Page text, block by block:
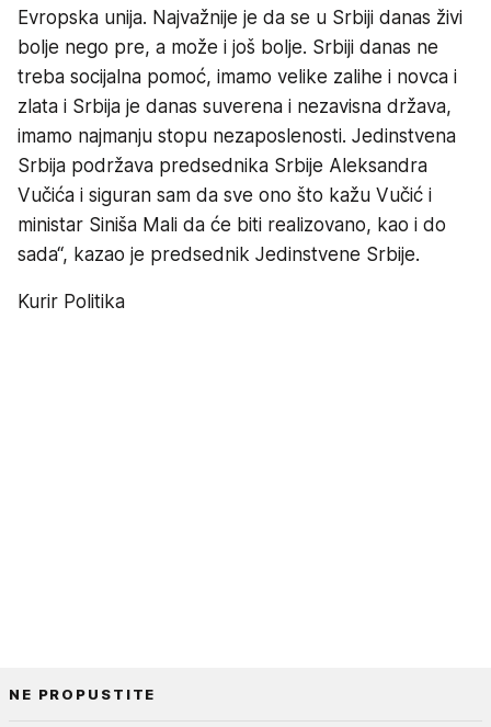
Evropska unija. Najvažnije je da se u Srbiji danas živi
bolje nego pre, a može i još bolje. Srbiji danas ne
treba socijalna pomoć, imamo velike zalihe i novca i
zlata i Srbija je danas suverena i nezavisna država,
imamo najmanju stopu nezaposlenosti. Jedinstvena
Srbija podržava predsednika Srbije Aleksandra
Vučića i siguran sam da sve ono što kažu Vučić i
ministar Siniša Mali da će biti realizovano, kao i do
sada“, kazao je predsednik Jedinstvene Srbije.
Kurir Politika
NE PROPUSTITE